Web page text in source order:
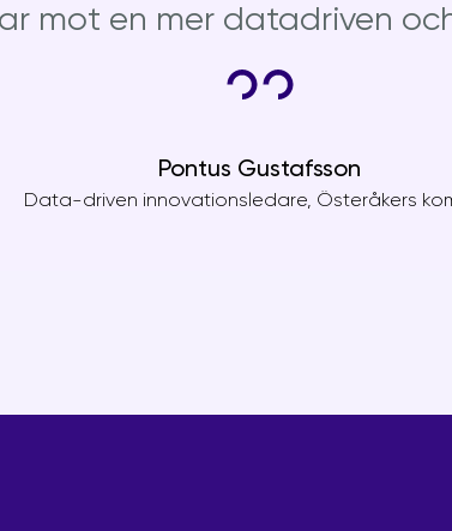
mot en mer datadriven
Pontus Gustafsson
Data-driven innovationsledare, Österåkers